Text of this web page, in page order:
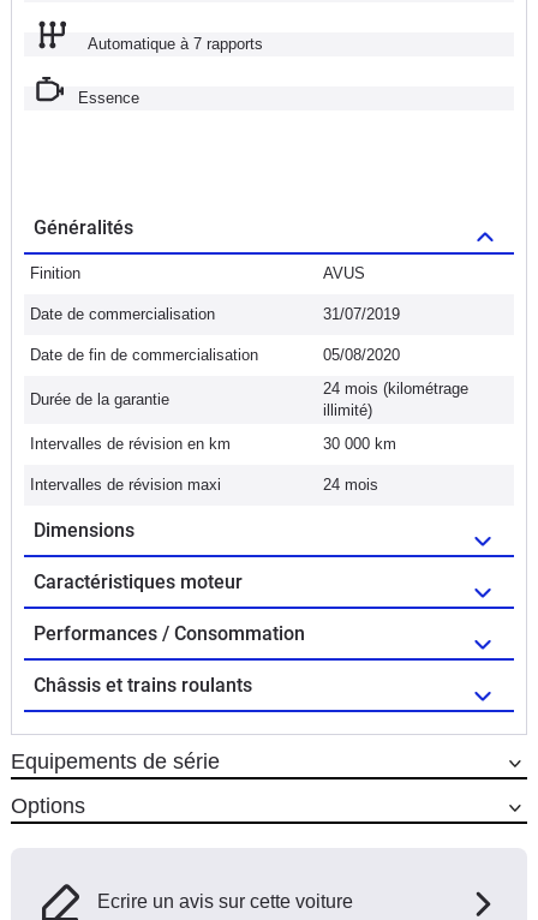
Automatique à 7 rapports
Essence
Généralités
Finition AVUS
Date de commercialisation 31/07/2019
Date de fin de commercialisation 05/08/2020
Durée de la garantie
24 mois (kilométrage
illimité)
Intervalles de révision en km
30 000 km
Intervalles de révision maxi 24 mois
Dimensions
Caractéristiques moteur
Performances / Consommation
Châssis et trains roulants
Equipements de série
Options
Ecrire un avis sur cette voiture